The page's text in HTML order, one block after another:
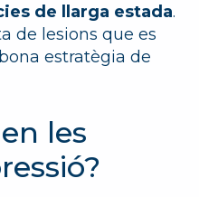
de llarga estada.
de lesions que es
estratègia de
les